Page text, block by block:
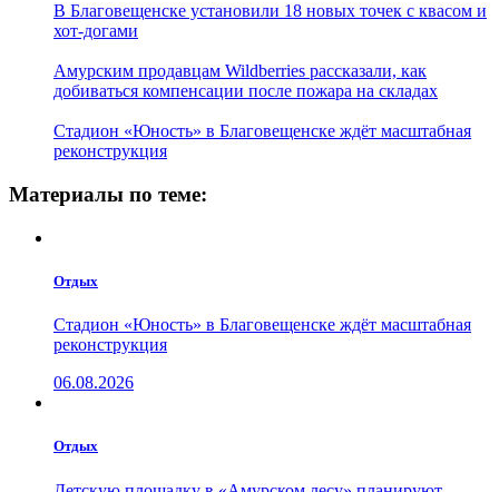
В Благовещенске установили 18 новых точек с квасом и
хот-догами
Амурским продавцам Wildberries рассказали, как
добиваться компенсации после пожара на складах
Стадион «Юность» в Благовещенске ждёт масштабная
реконструкция
Материалы по теме:
Отдых
Стадион «Юность» в Благовещенске ждёт масштабная
реконструкция
06.08.2026
Отдых